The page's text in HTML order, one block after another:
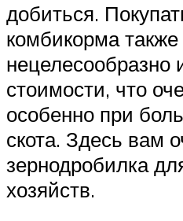
добиться.
комбикорма также
нецелесообразно
стоимости, что
особенно при
скота. Здесь вам
зернодробилка
хозяйств.